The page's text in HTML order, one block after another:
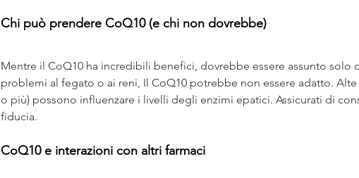
Chi può prendere CoQ10 (e chi non dovrebbe)
Mentre il CoQ10 ha incredibili benefici, dovrebbe essere assunto solo
problemi al fegato o ai reni, Il CoQ10 potrebbe non essere adatto.
o più) possono influenzare i livelli degli enzimi epatici. Assicurati di
fiducia.
CoQ10 e interazioni con altri farmaci